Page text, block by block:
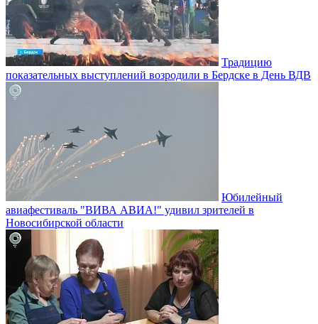
Традицию
показательных выступлений возродили в Бердске в День ВДВ
Юбилейный
авиафестиваль "ВИВА АВИА!" удивил зрителей в
Новосибирской области